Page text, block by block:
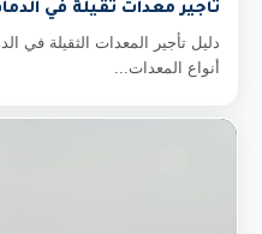
تأجير معدات ثقيلة في الدمام
دليل تأجير المعدات الثقيلة في
أنواع المعدات...